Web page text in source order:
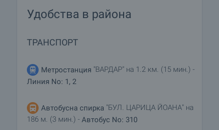
Удобства в района
ТРАНСПОРТ
Метростанция "ВАРДАР" на 1.2 км. (15 мин.) -
Линия No: 1, 2
Автобусна спирка "БУЛ. ЦАРИЦА ЙОАНА" на
186 м. (3 мин.) - Автобус No: 310